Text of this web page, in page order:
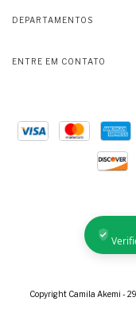
DEPARTAMENTOS
ENTRE EM CONTATO
Copyright Camila Akemi -